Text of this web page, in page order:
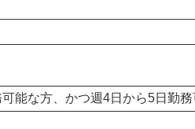
能な方、かつ週4日から5日勤